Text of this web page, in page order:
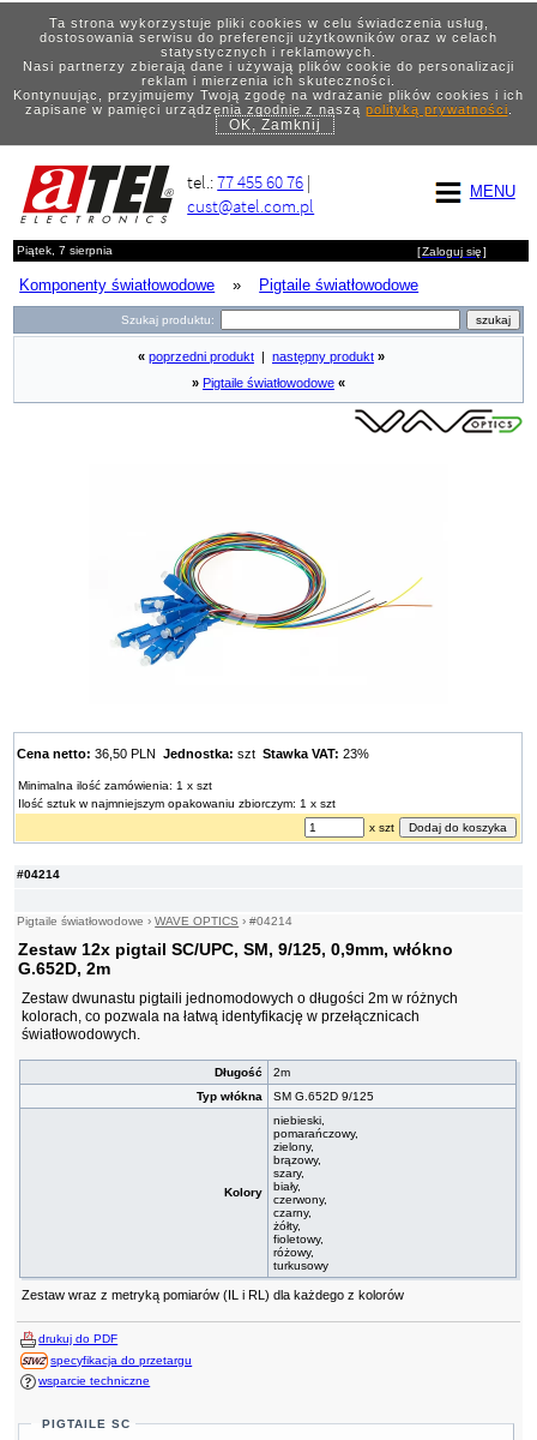
Ta strona wykorzystuje pliki cookies w celu świadczenia usług,
dostosowania serwisu do preferencji użytkowników oraz w celach
statystycznych i reklamowych.
Nasi partnerzy zbierają dane i używają plików cookie do personalizacji
reklam i mierzenia ich skuteczności.
Kontynuując, przyjmujemy Twoją zgodę na wdrażanie plików cookies i ich
zapisane w pamięci urządzenia zgodnie z naszą polityką prywatności.
OK, Zamknij
MENU
tel.:77 455 60 76 |
cust@atel.com.pl
Piątek, 7 sierpnia [Zaloguj się]
Komponenty światłowodowe » Pigtaile światłowodowe
Szukaj produktu:
#04214
Pigtaile światłowodowe ›WAVE OPTICS ›#04214
Zestaw 12x pigtail SC/UPC, SM, 9/125, 0,9mm, włókno
G.652D, 2m
Zestaw dwunastu pigtaili jednomodowych o długości 2m w różnych
kolorach, co pozwala na łatwą identyfikację w przełącznicach
światłowodowych.
Długość
2m
Typ włókna
SM G.652D 9/125
Kolory
niebieski,
pomarańczowy,
zielony,
brązowy,
szary,
biały,
czerwony,
czarny,
żółty,
fioletowy,
różowy,
turkusowy
Zestaw wraz z metryką pomiarów (IL i RL) dla każdego z kolorów
drukuj do PDF
specyfikacja do przetargu
wsparcie techniczne
PIGTAILE SC
« poprzedni produkt następny produkt »
» Pigtaile światłowodowe «
Cena netto: 36,50 PLNJednostka: sztStawka VAT: 23%
Minimalna ilość zamówienia: 1 x szt
Ilość sztuk w najmniejszym opakowaniu zbiorczym: 1 x szt
x szt